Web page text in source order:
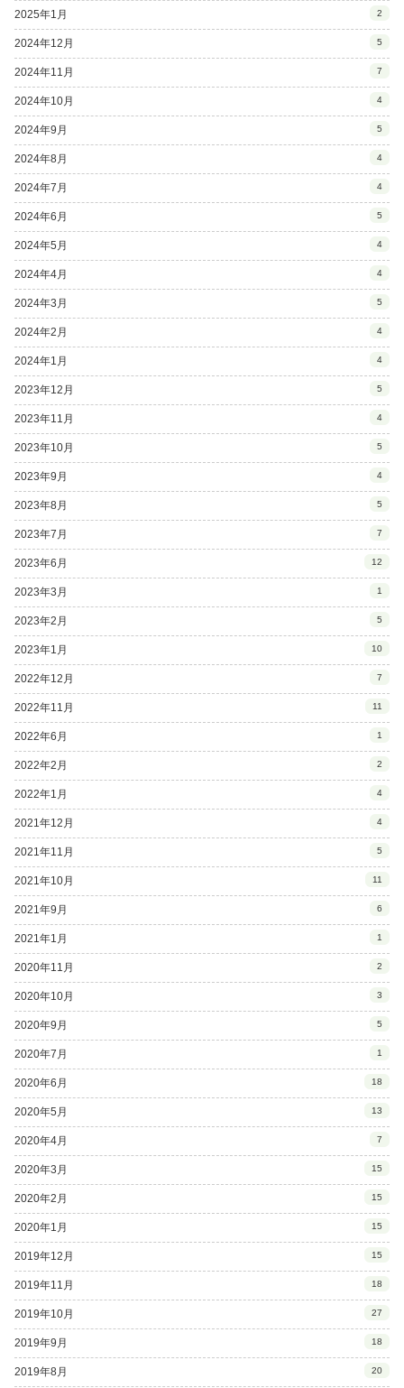
2025年1月 2
2024年12月 5
2024年11月 7
2024年10月 4
2024年9月 5
2024年8月 4
2024年7月 4
2024年6月 5
2024年5月 4
2024年4月 4
2024年3月 5
2024年2月 4
2024年1月 4
2023年12月 5
2023年11月 4
2023年10月 5
2023年9月 4
2023年8月 5
2023年7月 7
2023年6月 12
2023年3月 1
2023年2月 5
2023年1月 10
2022年12月 7
2022年11月 11
2022年6月 1
2022年2月 2
2022年1月 4
2021年12月 4
2021年11月 5
2021年10月 11
2021年9月 6
2021年1月 1
2020年11月 2
2020年10月 3
2020年9月 5
2020年7月 1
2020年6月 18
2020年5月 13
2020年4月 7
2020年3月 15
2020年2月 15
2020年1月 15
2019年12月 15
2019年11月 18
2019年10月 27
2019年9月 18
2019年8月 20